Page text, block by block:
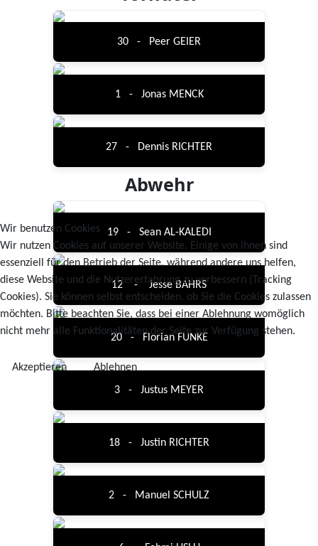
30 - Peer GEIER
1 - Jonas MENCK
27 - Dennis RICHTER
Abwehr
19 - Sean AL-KALEDI
12 - Jesse BAHRS
20 - Florian FUNKE
3 - Justus MEYER
18 - Justin RICHTER
2 - Manuel SCHULZ
Wir benutzen Cookies
Wir nutzen Cookies auf unserer Website. Einige von ihnen sind
essenziell für den Betrieb der Seite, während andere uns helfen,
diese Website und die Nutzererfahrung zu verbessern (Tracking
Cookies). Sie können selbst entscheiden, ob Sie die Cookies zulassen
möchten. Bitte beachten Sie, dass bei einer Ablehnung womöglich
nicht mehr alle Funktionalitäten der Seite zur Verfügung stehen.
Akzeptieren Ablehnen